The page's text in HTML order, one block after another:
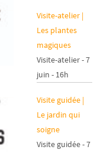
Visite-atelier |
Les plantes
magiques
Visite-atelier - 7
juin - 16h
Visite guidée |
Le jardin qui
soigne
Visite guidée - 7